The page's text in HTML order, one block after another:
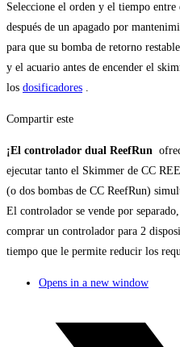
Seleccione el orden y el tiempo
después de un apagado por
para que su bomba de retorno
y el acuario antes de encender el
los dosificadores .
Compartir este
¡El controlador dual ReefRun
ejecutar tanto el Skimmer de CC
(o dos bombas de CC ReefRun)
El controlador se vende por
comprar un controlador para 2
tiempo que le permite reducir los
Opens in a new window